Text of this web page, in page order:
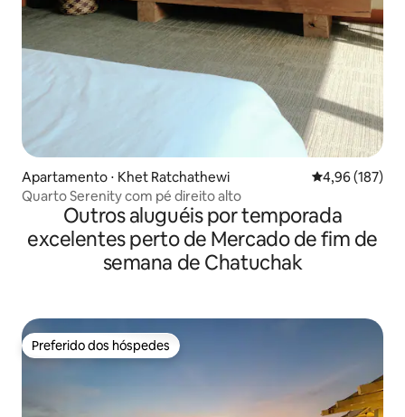
Apartamento ⋅ Khet Ratchathewi 4,96 de uma
4,96 (187)
Quarto Serenity com pé direito alto
Outros aluguéis por temporada
excelentes perto de Mercado de fim de
semana de Chatuchak
Preferido dos hóspedes
Preferido dos hóspedes